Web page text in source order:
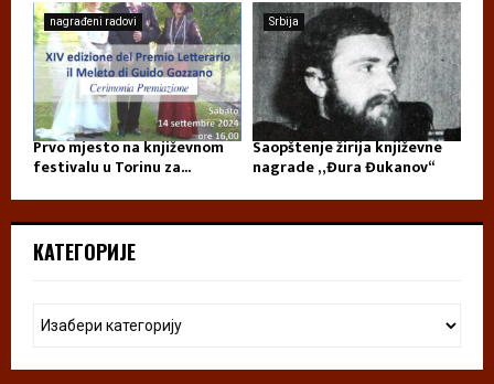
nagrađeni radovi
Prvo mjesto na književnom
festivalu u Torinu za...
Srbija
Saopštenje žirija književne
nagrade „Đura Đukanov“
КАТЕГОРИЈЕ